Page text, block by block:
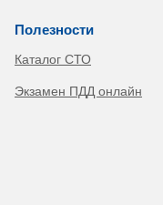
Полезности
Каталог СТО
Экзамен ПДД онлайн